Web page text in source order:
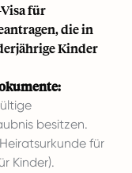
für
die in
Kinder
besitzen.
für
Kinder).